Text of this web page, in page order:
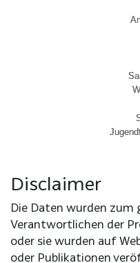
Disclaimer
Die Daten wurden zum
Verantwortlichen der
oder sie wurden auf
oder Publikationen